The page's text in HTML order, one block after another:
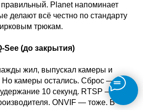
Planet напоминает
делают всё честно по стандарту
трюкам.
See (до закрытия)
жил, выпускал камеры и
Но камеры остались. Сброс — у
10 секунд. RTSP —
ONVIF — тоже. В